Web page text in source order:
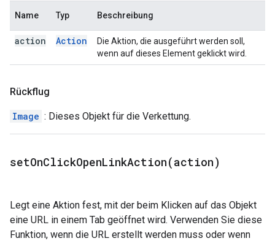
Name Typ Beschreibung
action Action
Die Aktion, die ausgeführt werden soll,
wenn auf dieses Element geklickt wird.
Rückflug
Image : Dieses Objekt für die Verkettung.
setOnClickOpenLinkAction(action)
Legt eine Aktion fest, mit der beim Klicken auf das Objekt
eine URL in einem Tab geöffnet wird. Verwenden Sie diese
Funktion, wenn die URL erstellt werden muss oder wenn